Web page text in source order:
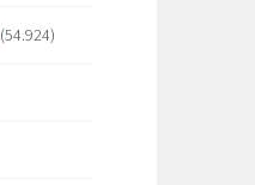
(54.924)